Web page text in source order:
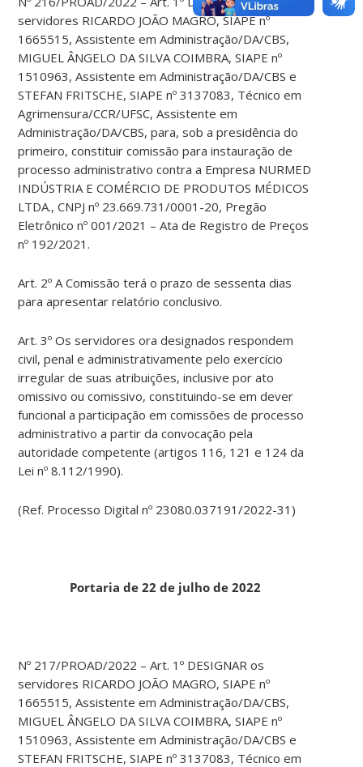
servidores RICARDO JOÃO MAGRO, SIAPE nº
1665515, Assistente em Administração/DA/CBS,
MIGUEL ÂNGELO DA SILVA COIMBRA, SIAPE nº
1510963, Assistente em Administração/DA/CBS e
STEFAN FRITSCHE, SIAPE nº 3137083, Técnico em
Agrimensura/CCR/UFSC, Assistente em
Administração/DA/CBS, para, sob a presidência do
primeiro, constituir comissão para instauração de
processo administrativo contra a Empresa NURMED
INDÚSTRIA E COMÉRCIO DE PRODUTOS MÉDICOS
LTDA., CNPJ nº 23.669.731/0001-20, Pregão
Eletrônico nº 001/2021 – Ata de Registro de Preços
nº 192/2021.
Art. 2º A Comissão terá o prazo de sessenta dias
para apresentar relatório conclusivo.
Art. 3º Os servidores ora designados respondem
civil, penal e administrativamente pelo exercício
irregular de suas atribuições, inclusive por ato
omissivo ou comissivo, constituindo-se em dever
funcional a participação em comissões de processo
administrativo a partir da convocação pela
autoridade competente (artigos 116, 121 e 124 da
Lei nº 8.112/1990).
(Ref. Processo Digital nº 23080.037191/2022-31)
Portaria de 22 de julho de 2022
Nº 217/PROAD/2022 – Art. 1º DESIGNAR os
servidores RICARDO JOÃO MAGRO, SIAPE nº
1665515, Assistente em Administração/DA/CBS,
MIGUEL ÂNGELO DA SILVA COIMBRA, SIAPE nº
1510963, Assistente em Administração/DA/CBS e
STEFAN FRITSCHE, SIAPE nº 3137083, Técnico em